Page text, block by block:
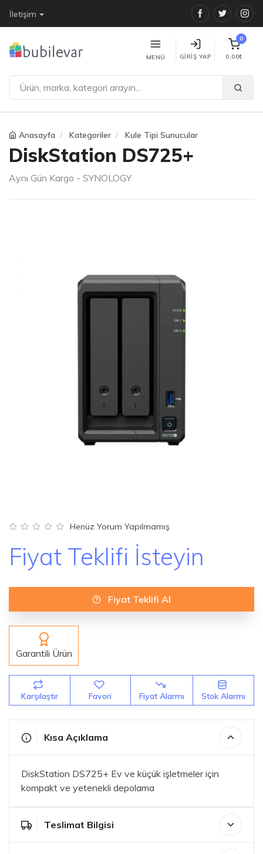
İletişim Facebook
Twitter
MENÜ GIRIŞ YAP
0
0,00₺
Anasayfa Kategoriler Kule Tipi Sunucular
DiskStation DS725+
Aynı Gün Kargo - SYNOLOGY
Henüz Yorum Yapılmamış
Fiyat Teklifi İsteyin
Fiyat Teklifi Al
Garantili Ürün
Karşılaştır Favori Fiyat Alarmı Stok Alarmı
Kısa Açıklama
DiskStation DS725+ Ev ve küçük işletmeler için
kompakt ve yetenekli depolama
Teslimat Bilgisi